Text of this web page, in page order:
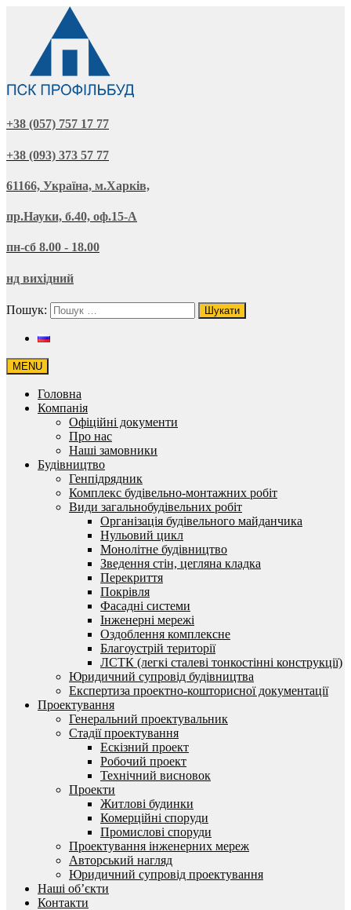
+38 (057) 757 17 77
+38 (093) 373 57 77
61166, Україна, м.Харків,
пр.Науки, б.40, оф.15-А
пн-сб 8.00 - 18.00
нд вихідний
Пошук:
MENU
Головна
Компанія
Офіційні документи
Про нас
Наші замовники
Будівництво
Генпідрядник
Комплекс будівельно-монтажних робіт
Види загальнобудівельних робіт
Організація будівельного майданчика
Нульовий цикл
Монолітне будівництво
Зведення стін, цегляна кладка
Перекриття
Покрівля
Фасадні системи
Інженерні мережі
Оздоблення комплексне
Благоустрій території
ЛСТК (легкі сталеві тонкостінні конструкції)
Юридичний супровід будівництва
Експертиза проектно-кошторисної документації
Проектування
Генеральний проектувальник
Стадії проектування
Ескізний проект
Робочий проект
Технічний висновок
Проекти
Житлові будинки
Комерційні споруди
Промислові споруди
Проектування інженерних мереж
Авторський нагляд
Юридичний супровід проектування
Наші об’єкти
Контакти